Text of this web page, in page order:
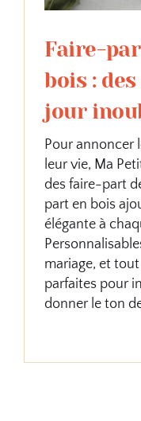
Faire-
bois :
jour
Pour annoncer
leur vie, Ma
des faire-part
part en bois
élégante à
mariage, et
parfaites pour
donner le ton